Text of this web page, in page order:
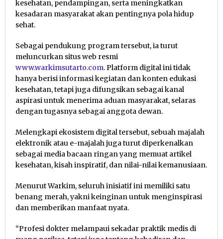
kesehatan, pendampingan, serta meningkatkan
kesadaran masyarakat akan pentingnya pola hidup
sehat.
Sebagai pendukung program tersebut, ia turut
meluncurkan situs web resmi
www.warkimsutarto.com. Platform digital ini tidak
hanya berisi informasi kegiatan dan konten edukasi
kesehatan, tetapi juga difungsikan sebagai kanal
aspirasi untuk menerima aduan masyarakat, selaras
dengan tugasnya sebagai anggota dewan.
Melengkapi ekosistem digital tersebut, sebuah majalah
elektronik atau e-majalah juga turut diperkenalkan
sebagai media bacaan ringan yang memuat artikel
kesehatan, kisah inspiratif, dan nilai-nilai kemanusiaan.
Menurut Warkim, seluruh inisiatif ini memiliki satu
benang merah, yakni keinginan untuk menginspirasi
dan memberikan manfaat nyata.
“Profesi dokter melampaui sekadar praktik medis di